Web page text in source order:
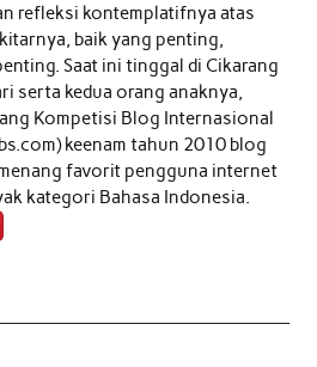
refleksi kontemplatifnya atas
baik yang penting,
Saat ini tinggal di Cikarang
serta kedua orang anaknya,
Kompetisi Blog Internasional
keenam tahun 2010 blog
favorit pengguna internet
kategori Bahasa Indonesia.